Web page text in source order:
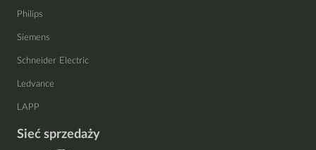
Philips
Siemens
Schneider Electric
Ledvance
LAPP
Sieć sprzedaży